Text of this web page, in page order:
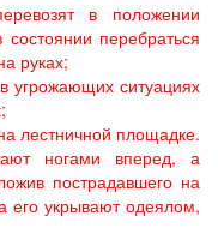
в положении
перебраться
руках;
угрожающих ситуациях
лестничной площадке.
ногами вперед, а
пострадавшего на
его укрывают одеялом,